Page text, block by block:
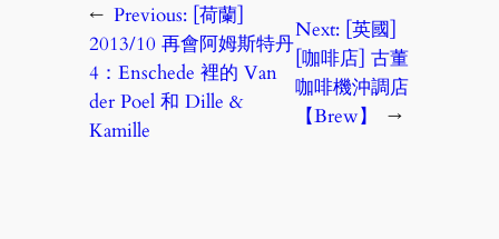
← Previous: [荷蘭]
2013/10 再會阿姆斯特丹
4：Enschede 裡的 Van
der Poel 和 Dille &
Kamille
Next: [英國]
[咖啡店] 古董
咖啡機沖調店
【Brew】
→